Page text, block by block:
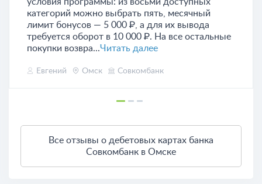
категорий можно выбрать пять, месячный
лимит бонусов — 5 000 ₽, а для их вывода
требуется оборот в 10 000 ₽. На все остальные
покупки возвра...Читать далее
Евгений Омск Совкомбанк
Все отзывы о дебетовых картах банка
Совкомбанк в Омске